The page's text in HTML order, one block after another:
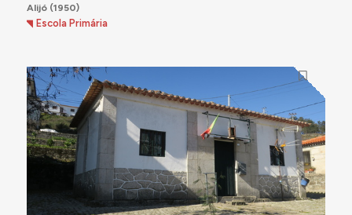
Alijó(1950)
Escola Primária